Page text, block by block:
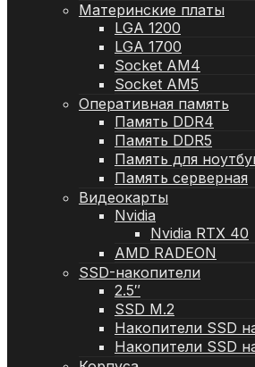
Материнские платы
LGA 1200
LGA 1700
Socket AM4
Socket AM5
Оперативная память
Память DDR4
Память DDR5
Память для
Память серверная
Видеокарты
Nvidia
Nvidia RTX 40
AMD RADEON
SSD-накопители
2.5″
SSD M.2
Накопители SSD
Накопители SSD